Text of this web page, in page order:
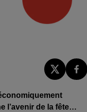
l’avenir de la fête…